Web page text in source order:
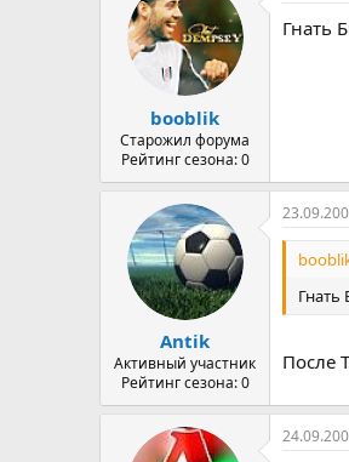
booblik
Старожил форума
Рейтинг сезона: 0
Гнать
Antik
Активный участник
Рейтинг сезона: 0
После